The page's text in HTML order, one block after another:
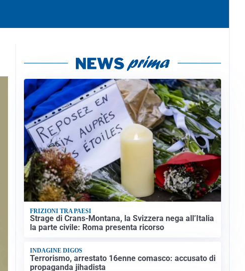
FRIZIONI TRA PAESI
Strage di Crans-Montana, la Svizzera nega all’Italia
la parte civile: Roma presenta ricorso
INDAGINE DIGOS
Terrorismo, arrestato 16enne comasco: accusato di
propaganda jihadista